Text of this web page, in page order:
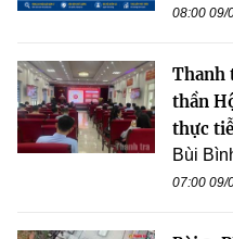
08:00 09/
Thanh
thần
thực
Bùi
07:00 09/